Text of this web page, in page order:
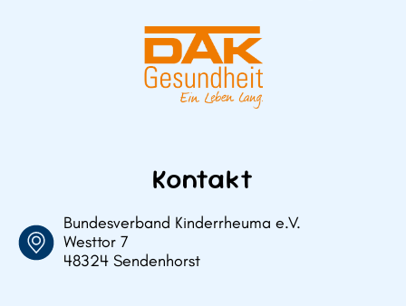
Kontakt
Bundesverband Kinderrheuma e.V.
Westtor 7
48324 Sendenhorst